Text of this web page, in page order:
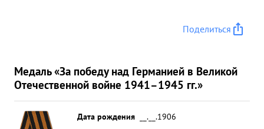
Поделиться
Медаль «За победу над Германией в Великой
Отечественной войне 1941–1945 гг.»
Дата рождения
__.__.1906